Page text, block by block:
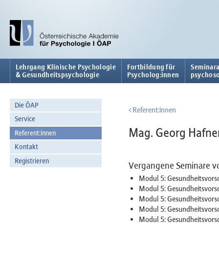
Lehrgang Klinische Psychologie
& Gesundheitspsychologie
Fortbildung für
Psycholog:innen
Die ÖAP
Service
Referent:innen
Kontakt
Registrieren
Referent:innen
Mag. Georg
Vergangene Seminare
Modul 5:
Modul 5:
Modul 5:
Modul 5:
Modul 5: